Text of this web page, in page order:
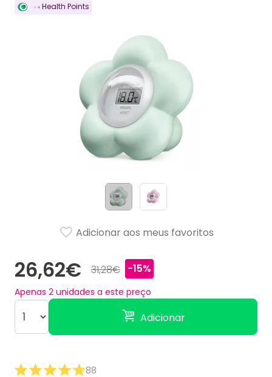
Health Points
26,62€ 31,28€ -15%
Apenas 2 unidades a este preço
Adicionar
Adicionar aos meus favoritos
88